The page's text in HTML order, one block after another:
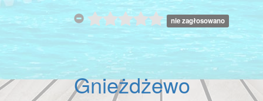
nie zagłosowano
Gnieżdżewo